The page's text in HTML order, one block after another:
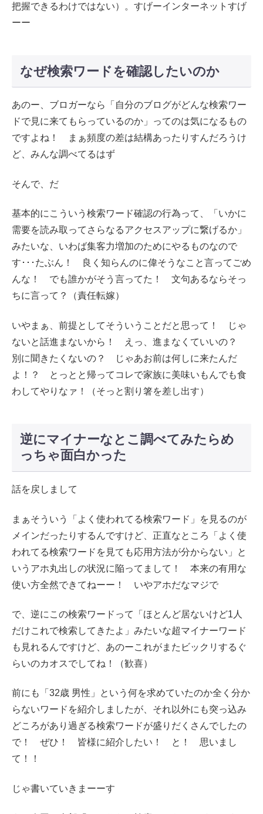
把握できるわけではない）。すげーインターネットすげ
ーー
なぜ検索ワードを確認したいのか
あのー、ブロガーなら「自分のブログがどんな検索ワー
ドで見に来てもらっているのか」ってのは気になるもの
ですよね！ まぁ頻度の差は結構あったりすんだろうけ
ど、みんな調べてるはず
そんで、だ
基本的にこういう検索ワード確認の行為って、「いかに
需要を読み取ってさらなるアクセスアップに繋げるか」
みたいな、いわば集客力増加のためにやるものなので
す･･･たぶん！ 良く知らんのに偉そうなこと言ってごめ
んな！ でも誰かがそう言ってた！ 文句あるならそっ
ちに言って？（責任転嫁）
いやまぁ、前提としてそういうことだと思って！ じゃ
ないと話進まないから！ えっ、進まなくていいの？
別に聞きたくないの？ じゃあお前は何しに来たんだ
よ！？ とっとと帰ってコレで家族に美味いもんでも食
わしてやりなァ！（そっと割り箸を差し出す）
逆にマイナーなとこ調べてみたらめ
っちゃ面白かった
話を戻しまして
まぁそういう「よく使われてる検索ワード」を見るのが
メインだったりするんですけど、正直なところ「よく使
われてる検索ワードを見ても応用方法が分からない」と
いうアホ丸出しの状況に陥ってまして！ 本来の有用な
使い方全然できてねーー！ いやアホだなマジで
で、逆にこの検索ワードって「ほとんど居ないけど1人
だけこれで検索してきたよ」みたいな超マイナーワード
も見れるんですけど、あのーこれがまたビックリするぐ
らいのカオスでしてね！（歓喜）
前にも「32歳 男性」という何を求めていたのか全く分か
らないワードを紹介しましたが、それ以外にも突っ込み
どころがあり過ぎる検索ワードが盛りだくさんでしたの
で！ ぜひ！ 皆様に紹介したい！ と！ 思いまし
て！！
じゃ書いていきまーーす